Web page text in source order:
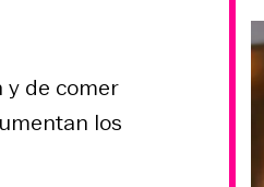
y de comer
los